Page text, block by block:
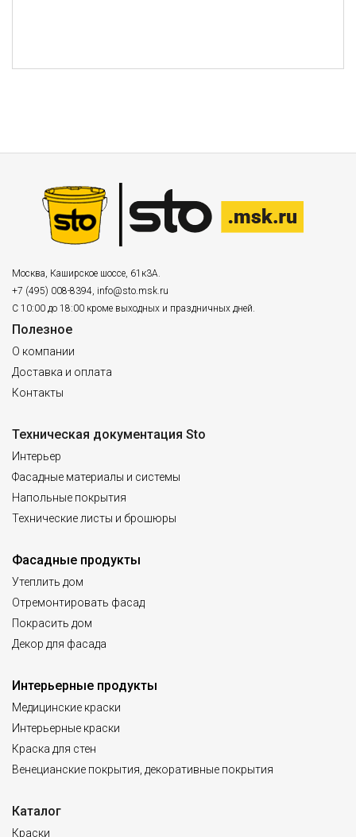
Москва Каширское шоссе, 61к3А.
+7 (495) 008-8394 info@sto.msk.ru
С 10:00 до 18:00 кроме выходных и праздничных дней.
Полезное
О компании
Доставка и оплата
Контакты
Техническая документация Sto
Интерьер
Фасадные материалы и системы
Напольные покрытия
Технические листы и брошюры
Фасадные продукты
Утеплить дом
Отремонтировать фасад
Покрасить дом
Декор для фасада
Интерьерные продукты
Медицинские краски
Интерьерные краски
Краска для стен
Венецианские покрытия, декоративные покрытия
Каталог
Краски